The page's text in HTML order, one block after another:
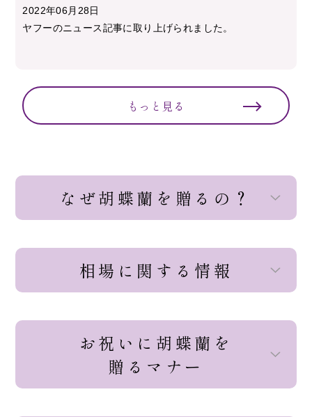
2022年06月28日
ヤフーのニュース記事に取り上げられました。
もっと見る
なぜ胡蝶蘭を贈るの？
相場に関する情報
お祝いに胡蝶蘭を
贈るマナー